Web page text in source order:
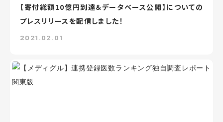
【寄付総額10億円到達＆データベース公開】についての
プレスリリースを配信しました！
2021.02.01